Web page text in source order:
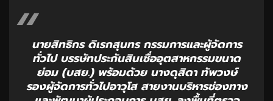
นายสิทธิกร ดิเรกสุนทร กรรมการและผู้จัดการ
ทั่วไป บรรษัทประกันสินเชื่ออุตสาหกรรมขนาด
ย่อม (บสย.) พร้อมด้วย นางดุสิดา ทัพวงษ์
รองผู้จัดการทั่วไปอาวุโส สายงานบริหารช่องทาง